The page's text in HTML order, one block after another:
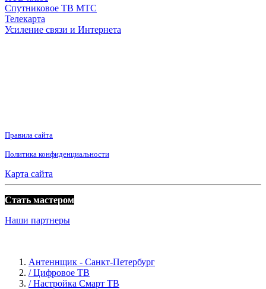
Спутниковое ТВ МТС
Телекарта
Усиление связи и Интернета
Правила сайта
Политика конфиденциальности
Карта сайта
Стать мастером
Наши партнеры
Антеннщик - Санкт-Петербург
/ Цифровое ТВ
/ Настройка Смарт ТВ